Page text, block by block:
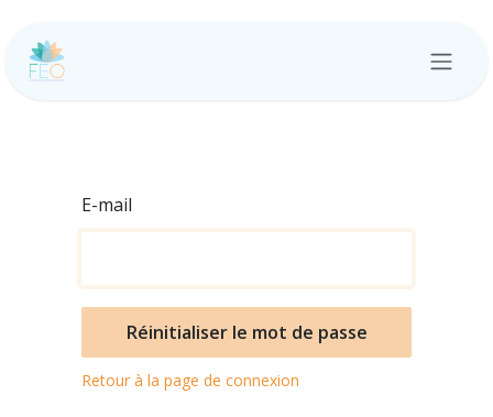
E-mail
Réinitialiser le mot de passe
Retour à la page de connexion